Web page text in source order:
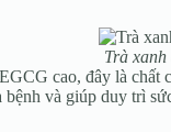
Trà
cao, đây là
và giúp duy trì